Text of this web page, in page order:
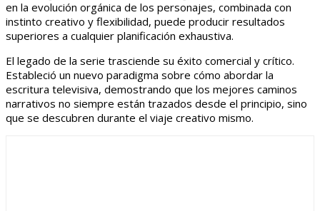
en la evolución orgánica de los personajes, combinada con
instinto creativo y flexibilidad, puede producir resultados
superiores a cualquier planificación exhaustiva.
El legado de la serie trasciende su éxito comercial y crítico.
Estableció un nuevo paradigma sobre cómo abordar la
escritura televisiva, demostrando que los mejores caminos
narrativos no siempre están trazados desde el principio, sino
que se descubren durante el viaje creativo mismo.